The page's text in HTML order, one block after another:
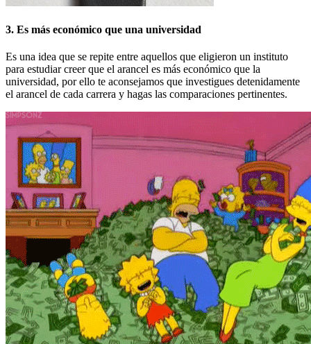
3. Es más económico que una universidad
Es una idea que se repite entre aquellos que eligieron un instituto
para estudiar creer que el arancel es más económico que la
universidad, por ello te aconsejamos que investigues detenidamente
el arancel de cada carrera y hagas las comparaciones pertinentes.